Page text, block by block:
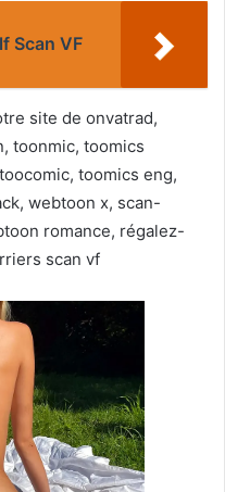
Scan VF
site de onvatrad,
toonmic, toomics
toomics eng,
webtoon x, scan-
romance, régalez-
scan vf